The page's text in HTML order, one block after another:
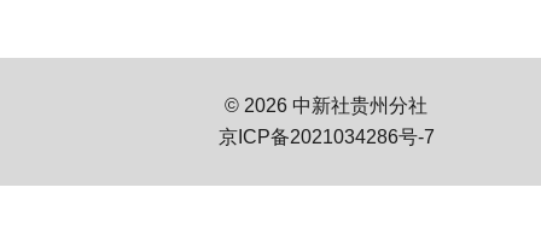
© 2026 中新社贵州分社
京ICP备2021034286号-7